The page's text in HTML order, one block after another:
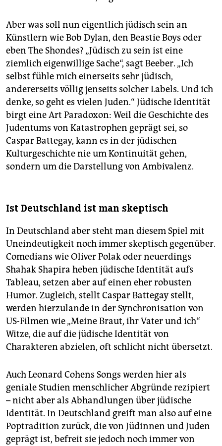
Aber was soll nun eigentlich jüdisch sein an
Künstlern wie Bob Dylan, den Beastie Boys oder
eben The Shondes? „Jüdisch zu sein ist eine
ziemlich eigenwillige Sache“, sagt Beeber. „Ich
selbst fühle mich einerseits sehr jüdisch,
andererseits völlig jenseits solcher Labels. Und ich
denke, so geht es vielen Juden.“ Jüdische Identität
birgt eine Art Paradoxon: Weil die Geschichte des
Judentums von Katastrophen geprägt sei, so
Caspar Battegay, kann es in der jüdischen
Kulturgeschichte nie um Kontinuität gehen,
sondern um die Darstellung von Ambivalenz.
Ist Deutschland ist man skeptisch
In Deutschland aber steht man diesem Spiel mit
Uneindeutigkeit noch immer skeptisch gegenüber.
Comedians wie Oliver Polak oder neuerdings
Shahak Shapira heben jüdische Identität aufs
Tableau, setzen aber auf einen eher robusten
Humor. Zugleich, stellt Caspar Battegay stellt,
werden hierzulande in der Synchronisation von
US-Filmen wie „Meine Braut, ihr Vater und ich“
Witze, die auf die jüdische Identität von
Charakteren abzielen, oft schlicht nicht übersetzt.
Auch Leonard Cohens Songs werden hier als
geniale Studien menschlicher Abgründe rezipiert
– nicht aber als Abhandlungen über jüdische
Identität. In Deutschland greift man also auf eine
Poptradition zurück, die von Jüdinnen und Juden
geprägt ist, befreit sie jedoch noch immer von